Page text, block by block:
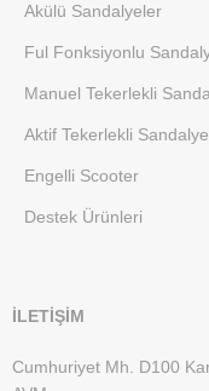
Akülü Sandalyeler
Ful Fonksiyonlu
Manuel Tekerlekli
Aktif Tekerlekli
Engelli Scooter
Destek Ürünleri
İLETİŞİM
Cumhuriyet Mh. D100